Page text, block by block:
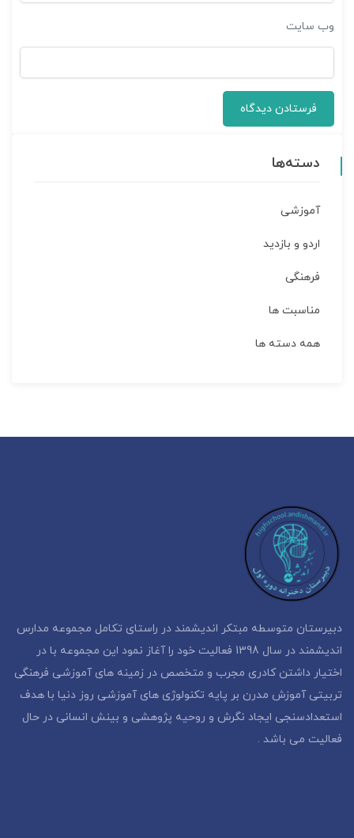
وب‌ سایت
دسته‌ها
آموزشی
اردو و بازدید
فرهنگی
مناسبت ها
همه دسته ها
دبیرستان متوسطه مبتکر اندیشمند در راستای تکامل مجموعه مدارس
اندیشمند در سال 1398 فعالیت خود را آغاز نمود این مجموعه با در
اختیار داشتن کادری مجرب و متخصص در زمینه های آموزشی فرهنگی
تربیتی آموزش مدرن بر پایه تکنولوژی های آموزشی روز دنیا با هدف
استعدادسنجی ایجاد نگرش و روحیه پژوهشی و بینش انسانی در حال
فعالیت می باشد .